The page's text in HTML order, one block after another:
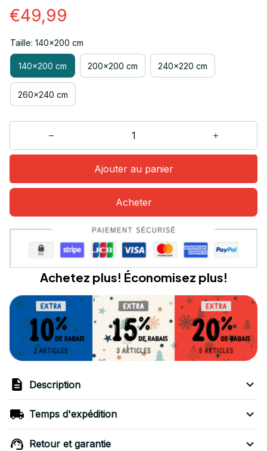
€49,99
Taille: 140x200 cm
140x200 cm 200x200 cm 240x220 cm
260x240 cm
Ajouter au panier
Acheter
Achetez plus! Économisez plus!
Description
Temps d'expédition
Retour et garantie